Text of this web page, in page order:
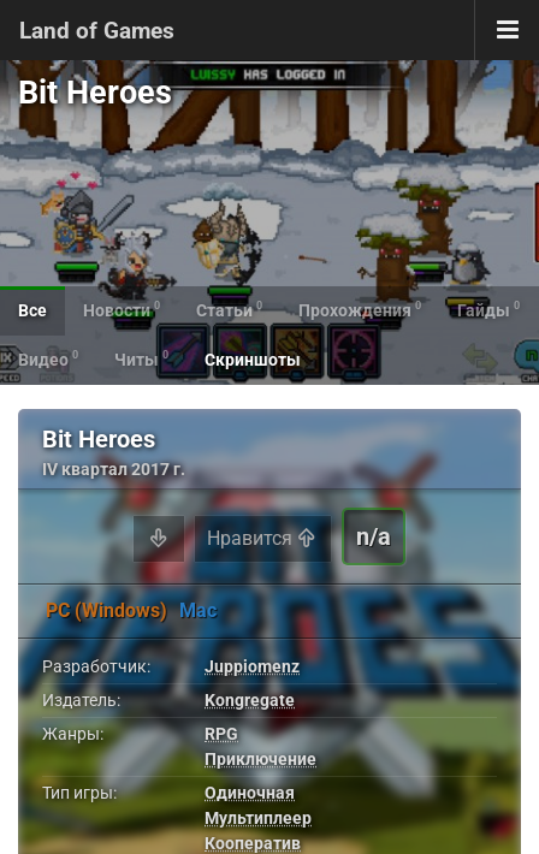
Land of Games
Bit Heroes
Все Новости 0 Статьи 0 Прохождения 0 Гайды 0
Видео 0 Читы 0 Скриншоты
Bit Heroes
IV квартал 2017 г.
Нравится n/a
PC (Windows) Mac
Разработчик:
Juppiomenz
Издатель:
Kongregate
Жанры:
RPG
Приключение
Тип игры:
Одиночная
Мультиплеер
Кооператив